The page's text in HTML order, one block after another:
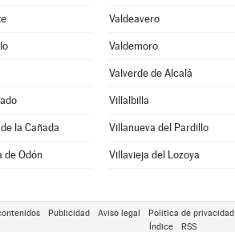
Valdeavero
Valdemoro
Valverde de Alcalá
Villalbilla
la Cañada Villanueva del Pardillo
de Odón Villavieja del Lozoya
Publicidad Aviso legal Política de privacidad
Índice
RSS